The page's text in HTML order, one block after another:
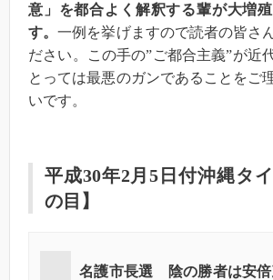
意」を都合よく解釈する輩が大増
す。一例を挙げますので読者の皆さ
ださい。この手の”ご都合主義”が近
とっては最悪のガンであることをご
いです。
平成30年2月5日付沖縄タ
の目】
名護市長選 陰の勝者は安